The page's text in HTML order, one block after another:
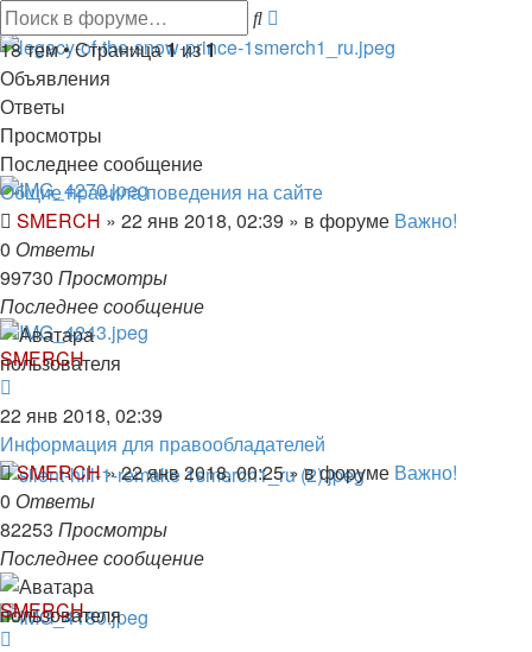
Поиск
поиск
18 тем • Страница1из1
Объявления
Ответы
Просмотры
Последнее сообщение
Общие правила поведения на сайте
SMERCH » 22 янв 2018, 02:39 » в форуме Важно!
0 Ответы
99730 Просмотры
Последнее сообщение
SMERCH
22 янв 2018, 02:39
Информация для правообладателей
SMERCH»22 янв 2018, 00:25» в форуме Важно!
0 Ответы
82253 Просмотры
Последнее сообщение
SMERCH